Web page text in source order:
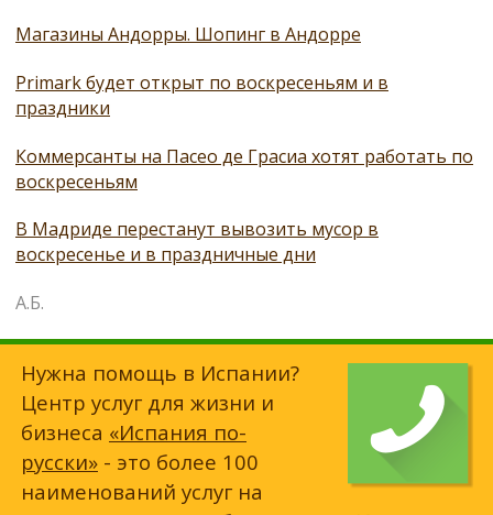
Магазины Андорры. Шопинг в Андорре
Primark будет открыт по воскресеньям и в
праздники
Коммерсанты на Пасео де Грасиа хотят работать по
воскресеньям
В Мадриде перестанут вывозить мусор в
воскресенье и в праздничные дни
А.Б.
Нужна помощь в Испании?
Центр услуг для жизни и
бизнеса «Испания по-
русски» - это более 100
наименований услуг на